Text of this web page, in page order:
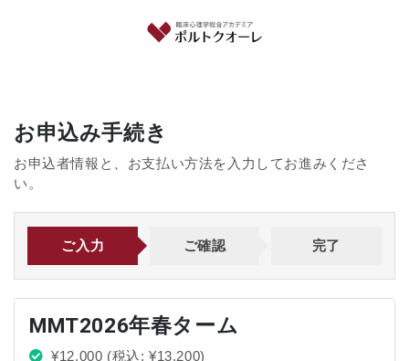
お申込み手続き
お申込者情報と、お支払い方法を入力してお進みくださ
い。
ご入力 ご確認 完了
MMT2026年春ターム
¥12,000 (税込: ¥13,200)